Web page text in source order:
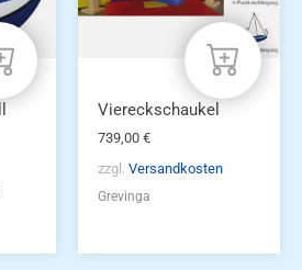
Viereckschaukel
739,00 €
zzgl. Versandkosten
Grevinga